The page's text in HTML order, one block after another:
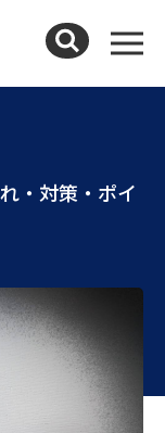
メ
・対策・ポイ